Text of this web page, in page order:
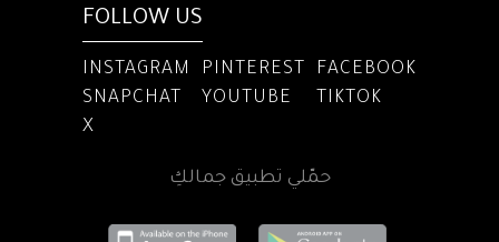
FOLLOW US
INSTAGRAM PINTEREST
FACEBOOK
SNAPCHAT
YOUTUBE
TIKTOK
X
حمّلي تطبيق جمالكِ